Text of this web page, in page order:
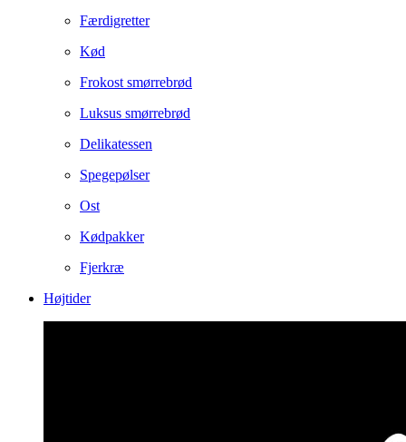
Færdigretter
Kød
Frokost smørrebrød
Luksus smørrebrød
Delikatessen
Spegepølser
Ost
Kødpakker
Fjerkræ
Højtider